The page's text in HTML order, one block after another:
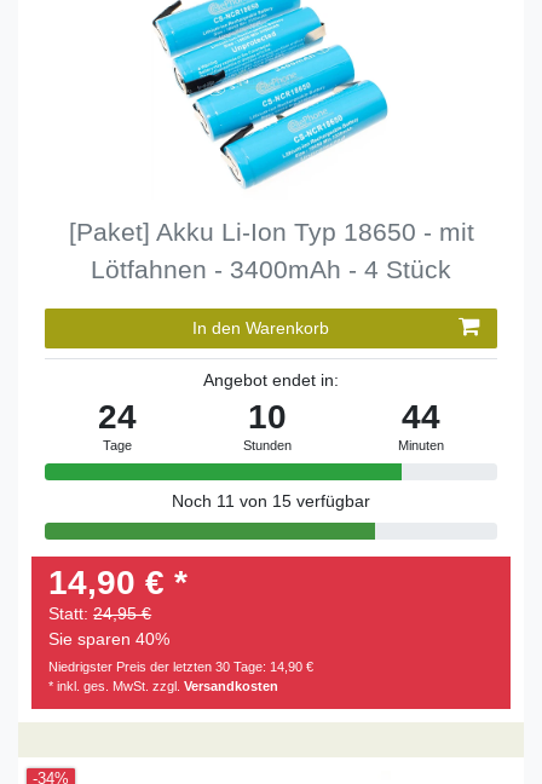
[Paket] Akku Li-Ion Typ 18650 - mit
Lötfahnen - 3400mAh - 4 Stück
In den Warenkorb
Angebot endet in:
24
Tage
10
Stunden
44
Minuten
Noch 11 von 15 verfügbar
Sie sparen 40%
14,90 € *
Statt:24,95 €
Niedrigster Preis der letzten 30 Tage: 14,90 €
* inkl. ges. MwSt. zzgl.Versandkosten
-34%